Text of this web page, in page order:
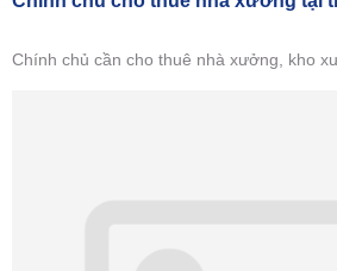
Chính chủ cần cho thuê nhà xưởng, kho